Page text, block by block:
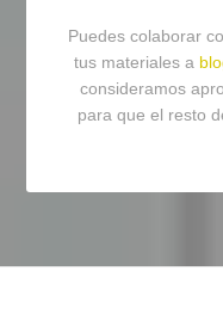
Puedes colaborar
tus materiales a
consideramos
para que el resto